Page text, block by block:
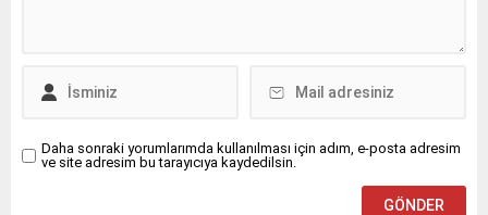
Daha sonraki yorumlarımda kullanılması için adım, e-posta adresim
ve site adresim bu tarayıcıya kaydedilsin.